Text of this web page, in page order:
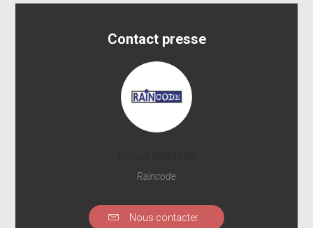
Contact presse
Raincode
Nous contacter